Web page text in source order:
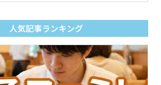
人気記事ランキング